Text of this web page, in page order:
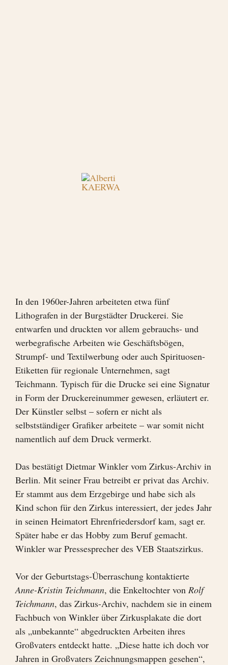
In den 1960er-Jahren arbeiteten etwa fünf
Lithografen in der Burgstädter Druckerei. Sie
entwarfen und druckten vor allem gebrauchs- und
werbegrafische Arbeiten wie Geschäftsbögen,
Strumpf- und Textilwerbung oder auch Spirituosen-
Etiketten für regionale Unternehmen, sagt
Teichmann. Typisch für die Drucke sei eine Signatur
in Form der Druckereinummer gewesen, erläutert er.
Der Künstler selbst – sofern er nicht als
selbstständiger Grafiker arbeitete – war somit nicht
namentlich auf dem Druck vermerkt.
Das bestätigt Dietmar Winkler vom Zirkus-Archiv in
Berlin. Mit seiner Frau betreibt er privat das Archiv.
Er stammt aus dem Erzgebirge und habe sich als
Kind schon für den Zirkus interessiert, der jedes Jahr
in seinen Heimatort Ehrenfriedersdorf kam, sagt er.
Später habe er das Hobby zum Beruf gemacht.
Winkler war Pressesprecher des VEB Staatszirkus.
Vor der Geburtstags-Überraschung kontaktierte
Anne-Kristin Teichmann, die Enkeltochter von Rolf
Teichmann, das Zirkus-Archiv, nachdem sie in einem
Fachbuch von Winkler über Zirkusplakate die dort
als „unbekannte“ abgedruckten Arbeiten ihres
Großvaters entdeckt hatte. „Diese hatte ich doch vor
Jahren in Großvaters Zeichnungsmappen gesehen“,